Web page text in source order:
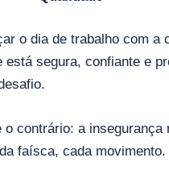
o dia de trabalho com a
está segura, confiante e
o contrário: a insegurança
faísca, cada movimento.